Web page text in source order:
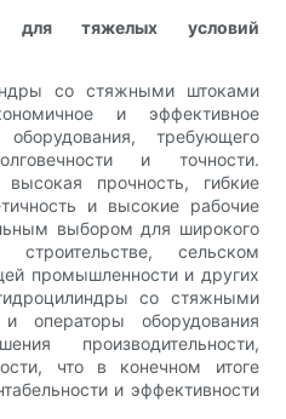
для тяжелых условий
со стяжными штоками
и эффективное
требующего
и точности.
высокая прочность, гибкие
и высокие рабочие
выбором для широкого
сельском
промышленности и других
со стяжными
операторы оборудования
производительности,
что в конечном итоге
и эффективности